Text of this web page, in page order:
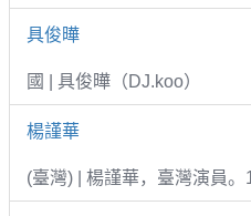
具俊曄
國 | 具俊曄（DJ.koo）
楊謹華
(臺灣) | 楊謹華，臺灣演員